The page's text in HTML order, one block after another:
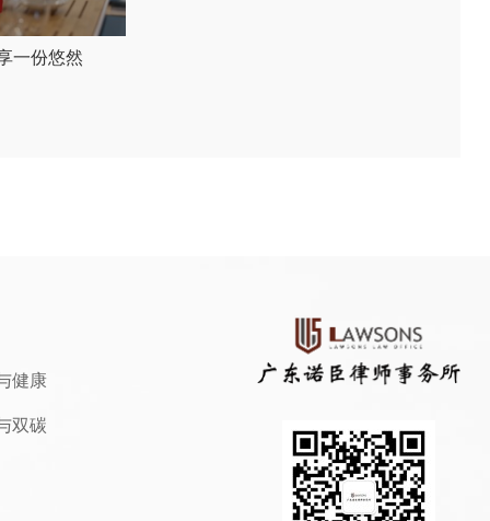
一份悠然
健康
双碳